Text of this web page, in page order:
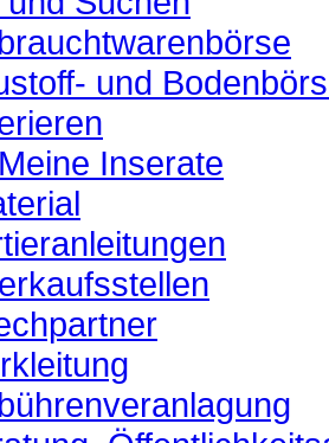
und
Meine Inserate